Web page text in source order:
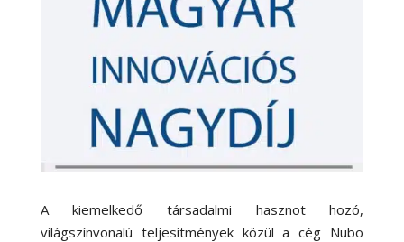
A kiemelkedő társadalmi hasznot hozó,
világszínvonalú teljesítmények közül a cég Nubo